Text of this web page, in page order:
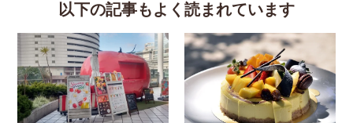
以下の記事もよく読まれています